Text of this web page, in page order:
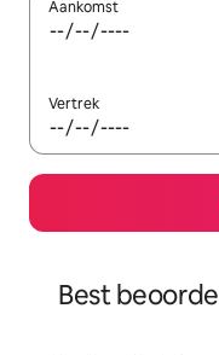
Aankomst
Vertrek
Best